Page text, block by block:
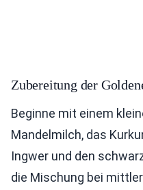
Zubereitung der
Beginne mit einem
Mandelmilch, das
Ingwer und den
die Mischung bei